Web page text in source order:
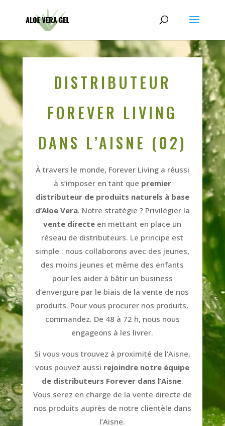
DISTRIBUTEUR
FOREVER LIVING
DANS L’AISNE (02)
À travers le monde, Forever Living a réussi
à s’imposer en tant que premier
distributeur de produits naturels à base
d’Aloe Vera. Notre stratégie ? Privilégier la
vente directe en mettant en place un
réseau de distributeurs. Le principe est
simple : nous collaborons avec des jeunes,
des moins jeunes et même des enfants
pour les aider à bâtir un business
d’envergure par le biais de la vente de nos
produits. Pour vous procurer nos produits,
commandez. De 48 à 72 h, nous nous
engageons à les livrer.
Si vous vous trouvez à proximité de l’Aisne,
vous pouvez aussi rejoindre notre équipe
de distributeurs Forever dans l’Aisne.
Vous serez en charge de la vente directe de
nos produits auprès de notre clientèle dans
l’Aisne.